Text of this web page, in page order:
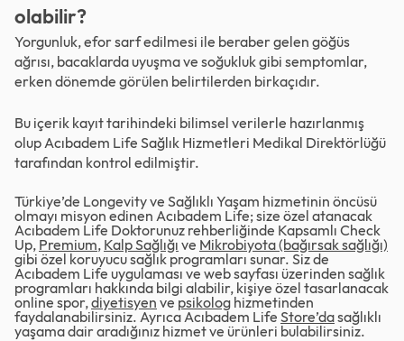
olabilir?
Yorgunluk, efor sarf edilmesi ile beraber gelen göğüs
ağrısı, bacaklarda uyuşma ve soğukluk gibi semptomlar,
erken dönemde görülen belirtilerden birkaçıdır.
Bu içerik kayıt tarihindeki bilimsel verilerle hazırlanmış
olup Acıbadem Life Sağlık Hizmetleri Medikal Direktörlüğü
tarafından kontrol edilmiştir.
Türkiye’de Longevity ve Sağlıklı Yaşam hizmetinin öncüsü
olmayı misyon edinen Acıbadem Life; size özel atanacak
Acıbadem Life Doktorunuz rehberliğinde Kapsamlı Check
Up, Premium, Kalp Sağlığı ve Mikrobiyota (bağırsak sağlığı)
gibi özel koruyucu sağlık programları sunar. Siz de
Acıbadem Life uygulaması ve web sayfası üzerinden sağlık
programları hakkında bilgi alabilir, kişiye özel tasarlanacak
online spor,diyetisyen ve psikolog hizmetinden
faydalanabilirsiniz. Ayrıca Acıbadem Life Store’dasağlıklı
yaşama dair aradığınız hizmet ve ürünleri bulabilirsiniz.